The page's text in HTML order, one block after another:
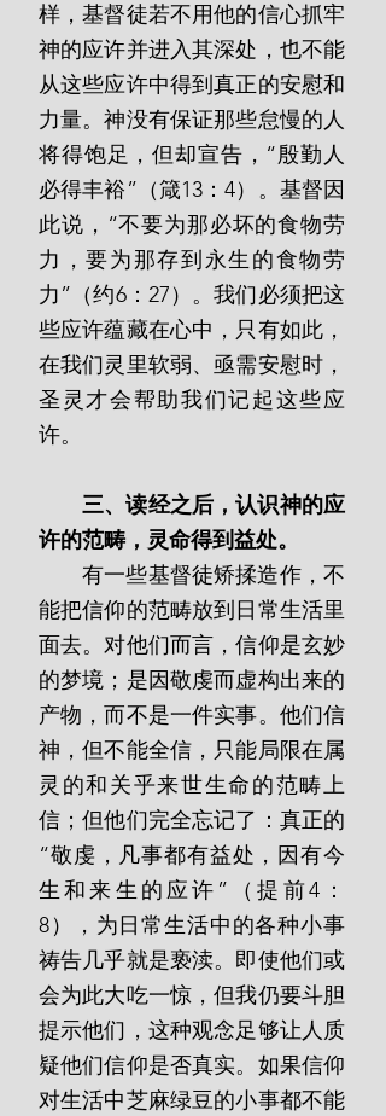
样，基督徒若不用他的信心抓牢
神的应许并进入其深处，也不能
从这些应许中得到真正的安慰和
力量。神没有保证那些怠慢的人
将得饱足，但却宣告，“殷勤人
必得丰裕”（箴13：4）。基督因
此说，“不要为那必坏的食物劳
力，要为那存到永生的食物劳
力”（约6：27）。我们必须把这
些应许蕴藏在心中，只有如此，
在我们灵里软弱、亟需安慰时，
圣灵才会帮助我们记起这些应
许。
三、读经之后，认识神的应
许的范畴，灵命得到益处。
       有一些基督徒矫揉造作，不
能把信仰的范畴放到日常生活里
面去。对他们而言，信仰是玄妙
的梦境；是因敬虔而虚构出来的
产物，而不是一件实事。他们信
神，但不能全信，只能局限在属
灵的和关乎来世生命的范畴上
信；但他们完全忘记了：真正的
“敬虔，凡事都有益处，因有今
生和来生的应许”（提前4：
8），为日常生活中的各种小事
祷告几乎就是亵渎。即使他们或
会为此大吃一惊，但我仍要斗胆
提示他们，这种观念足够让人质
疑他们信仰是否真实。如果信仰
对生活中芝麻绿豆的小事都不能